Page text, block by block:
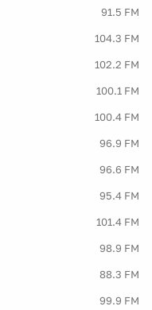
91.5 FM
104.3 FM
102.2 FM
100.1 FM
100.4 FM
96.9 FM
96.6 FM
95.4 FM
101.4 FM
98.9 FM
88.3 FM
99.9 FM